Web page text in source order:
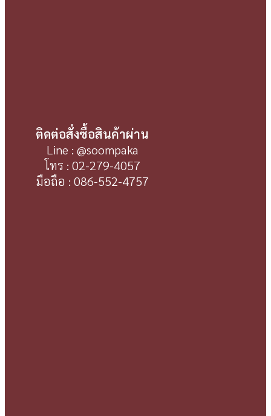
ติดต่อสั่งซื้อสินค้าผ่าน
Line : @soompaka
โทร : 02-279-4057
มือถือ : 086-552-4757